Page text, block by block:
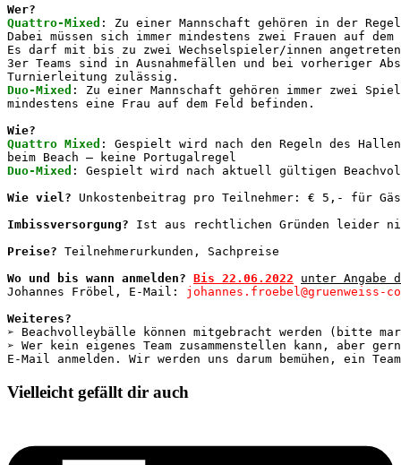
Wer?
Quattro-Mixed : Zu einer Mannschaft gehören in der
Dabei müssen sich immer mindestens zwei Frauen auf
Es darf mit bis zu zwei Wechselspieler/innen
3er Teams sind in Ausnahmefällen und bei vorheriger
Duo-Mixed : Zu einer Mannschaft gehören immer zwei
Wie?
Quattro Mixed : Gespielt wird nach den Regeln des
Duo-Mixed
Wie viel?
Imbissversorgung?
Preise?
Wo und bis wann anmelden? Bis 22.06.2022
unter Angabe
Johannes Fröbel, E-Mail: johannes.froebel@gruenweiss-
Weiteres?
➢ Beachvolleybälle können mitgebracht werden (bitte
➢ Wer kein eigenes Team zusammenstellen kann, aber
E-Mail anmelden. Wir werden uns darum bemühen, ein
Vielleicht gefällt dir auch